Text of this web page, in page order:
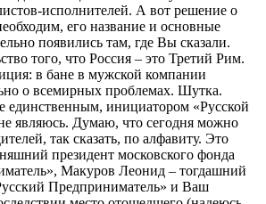
исполнителей. А вот решение о
его название и основные
появились там, где Вы сказали.
того, что Россия – это Третий Рим.
в бане в мужской компании
о всемирных проблемах. Шутка.
единственным, инициатором «Русской
являюсь. Думаю, что сегодня можно
так сказать, по алфавиту. Это
президент московского фонда
Макуров Леонид – тогдашний
Предприниматель» и Ваш